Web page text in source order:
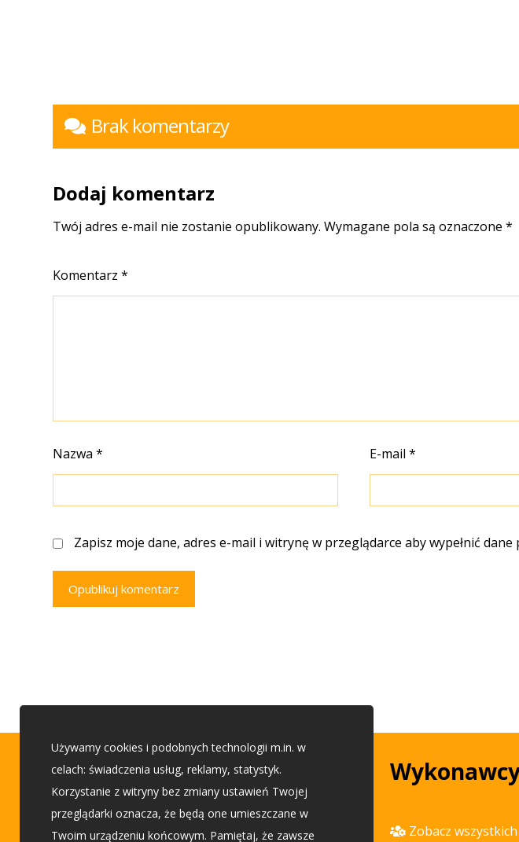
Brak komentarzy
Dodaj komentarz
Twój adres e-mail nie zostanie opublikowany. Wymagane pola są oznaczone*
Komentarz*
Nazwa* E-mail*
Zapisz moje dane, adres e-mail i witrynę w przeglądarce aby wypełnić
Opublikuj komentarz
Porady budowlane
Etap 1 - Przed budową Zobacz wszystkich
Używamy cookies i podobnych technologii m.in. w
celach: świadczenia usług, reklamy, statystyk.
Korzystanie z witryny bez zmiany ustawień Twojej
przeglądarki oznacza, że będą one umieszczane w
Twoim urządzeniu końcowym. Pamiętaj, że zawsze